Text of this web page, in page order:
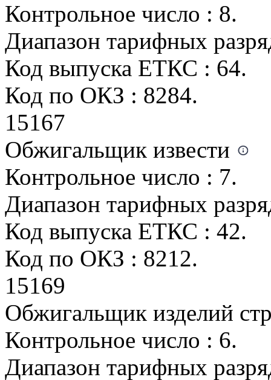
Контрольное число : 8.
Диапазон тарифных
Код выпуска ЕТКС : 64.
Код по ОКЗ : 8284.
15167
Обжигальщик извести
Контрольное число : 7.
Диапазон тарифных
Код выпуска ЕТКС : 42.
Код по ОКЗ : 8212.
15169
Обжигальщик изделий
Контрольное число : 6.
Диапазон тарифных